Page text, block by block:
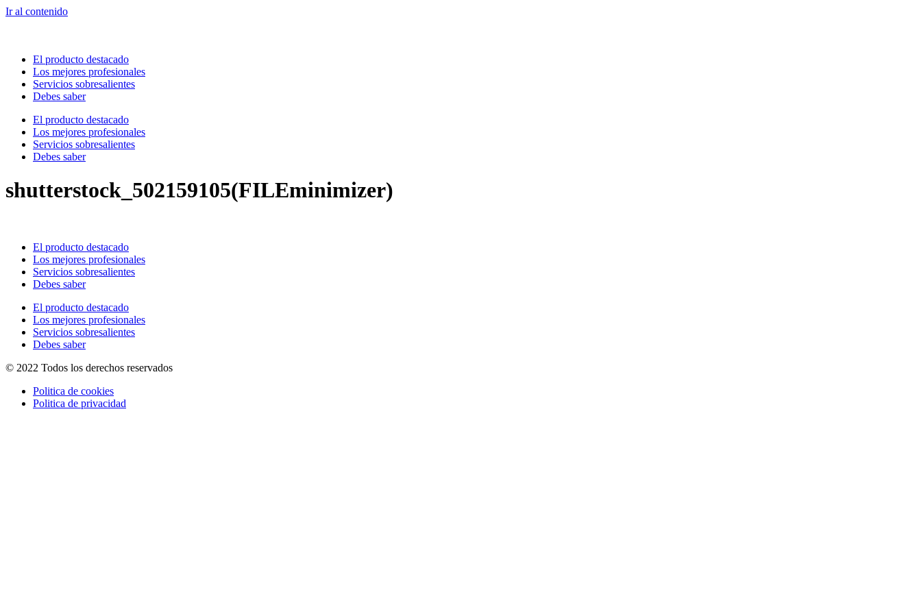
Ir al contenido
El producto destacado
Los mejores profesionales
Servicios sobresalientes
Debes saber
El producto destacado
Los mejores profesionales
Servicios sobresalientes
Debes saber
shutterstock_502159105(FILEminimizer)
El producto destacado
Los mejores profesionales
Servicios sobresalientes
Debes saber
El producto destacado
Los mejores profesionales
Servicios sobresalientes
Debes saber
© 2022 Todos los derechos reservados
Politica de cookies
Politica de privacidad